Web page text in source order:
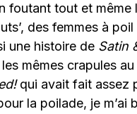
foutant tout et même
des femmes à
une histoire de Satin
mêmes crapules
qui avait fait assez
la poilade, je m’ai